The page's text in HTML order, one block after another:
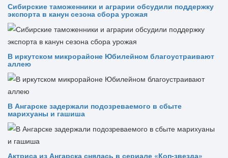
Сибирские таможенники и аграрии обсудили поддержку
экспорта в канун сезона сбора урожая
В иркутском микрорайоне Юбилейном благоустраивают
аллею
В Ангарске задержали подозреваемого в сбыте
марихуаны и гашиша
Актриса из Ангарска снялась в сериале «Коп-звезда»